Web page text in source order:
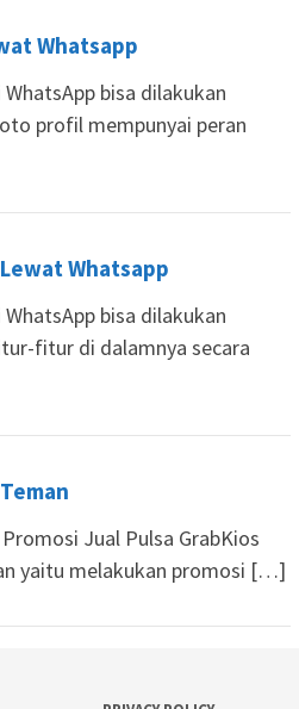
Whatsapp
bisa dilakukan
profil mempunyai peran
Whatsapp
bisa dilakukan
fitur di dalamnya secara
Jual Pulsa GrabKios
yaitu melakukan promosi […]